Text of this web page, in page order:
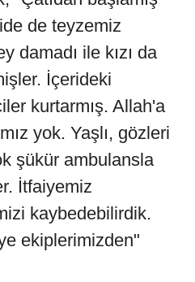
de teyzemiz
damadı ile kızı da
İçerideki
kurtarmış. Allah'a
yok. Yaşlı, gözleri
şükür ambulansla
İtfaiyemiz
kaybedebilirdik.
ekiplerimizden"